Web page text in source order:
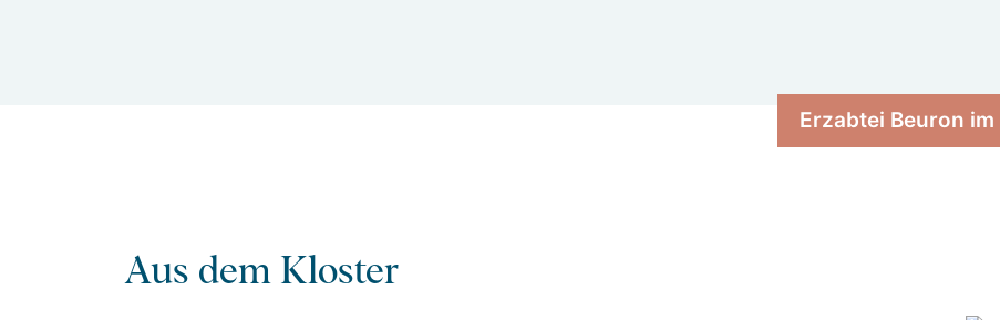
Erzabtei Beuron
Aus dem Kloster